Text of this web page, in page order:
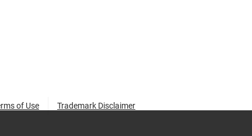
of Use Trademark Disclaimer